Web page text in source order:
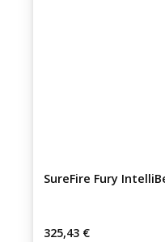
SureFire Fury
Regulärer Preis:
325,43 €